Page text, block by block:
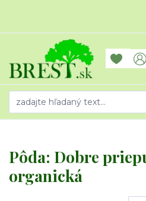
Pôda: Dobre
organická